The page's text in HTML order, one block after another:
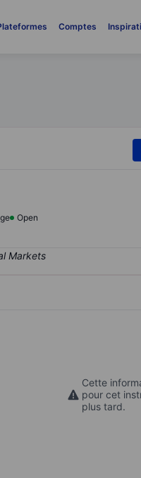
Comptes
Open
Cette
pour cet
plus tard.